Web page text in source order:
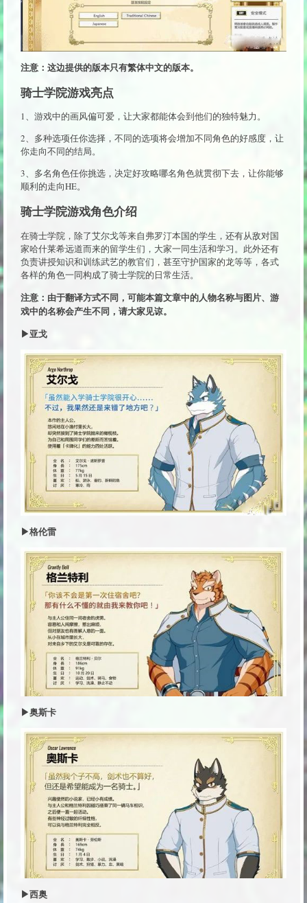
注意：这边提供的版本只有繁体中文的版本。
骑士学院游戏亮点
1、游戏中的画风偏可爱，让大家都能体会到他们的独特魅力。
2、多种选项任你选择，不同的选项将会增加不同角色的好感度，让
你走向不同的结局。
3、多名角色任你挑选，决定好攻略哪名角色就贯彻下去，让你能够
顺利的走向HE。
骑士学院游戏角色介绍
在骑士学院，除了艾尔戈等来自弗罗汀本国的学生，还有从敌对国
家哈什莱希远道而来的留学生们，大家一同生活和学习。此外还有
负责讲授知识和训练武艺的教官们，甚至守护国家的龙等等，各式
各样的角色一同构成了骑士学院的日常生活。
注意：由于翻译方式不同，可能本篇文章中的人物名称与图片、游
戏中的名称会产生不同，请大家见谅。
▶亚戈
▶格伦雷
▶奥斯卡
▶西奥